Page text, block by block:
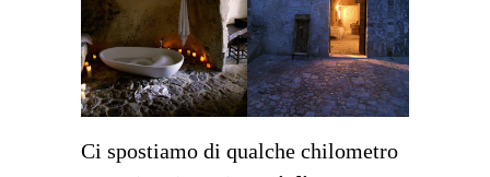
Ci spostiamo di qualche chilometro